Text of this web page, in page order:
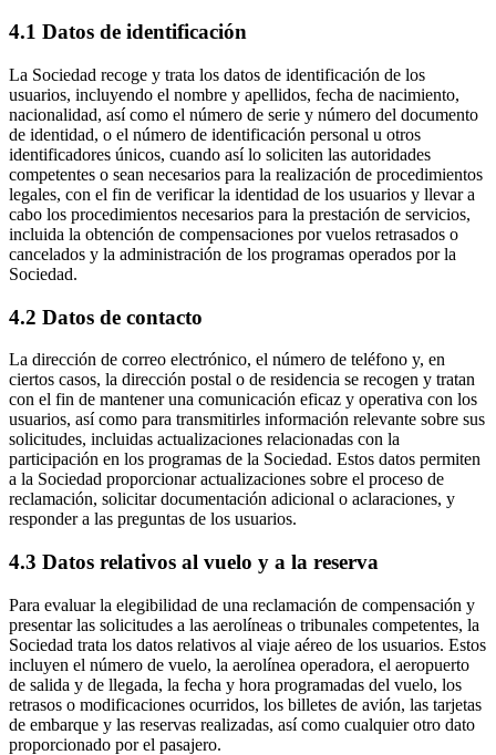
4.1 Datos de identificación
La Sociedad recoge y trata los datos de identificación de los
usuarios, incluyendo el nombre y apellidos, fecha de nacimiento,
nacionalidad, así como el número de serie y número del documento
de identidad, o el número de identificación personal u otros
identificadores únicos, cuando así lo soliciten las autoridades
competentes o sean necesarios para la realización de procedimientos
legales, con el fin de verificar la identidad de los usuarios y llevar a
cabo los procedimientos necesarios para la prestación de servicios,
incluida la obtención de compensaciones por vuelos retrasados o
cancelados y la administración de los programas operados por la
Sociedad.
4.2 Datos de contacto
La dirección de correo electrónico, el número de teléfono y, en
ciertos casos, la dirección postal o de residencia se recogen y tratan
con el fin de mantener una comunicación eficaz y operativa con los
usuarios, así como para transmitirles información relevante sobre sus
solicitudes, incluidas actualizaciones relacionadas con la
participación en los programas de la Sociedad. Estos datos permiten
a la Sociedad proporcionar actualizaciones sobre el proceso de
reclamación, solicitar documentación adicional o aclaraciones, y
responder a las preguntas de los usuarios.
4.3 Datos relativos al vuelo y a la reserva
Para evaluar la elegibilidad de una reclamación de compensación y
presentar las solicitudes a las aerolíneas o tribunales competentes, la
Sociedad trata los datos relativos al viaje aéreo de los usuarios. Estos
incluyen el número de vuelo, la aerolínea operadora, el aeropuerto
de salida y de llegada, la fecha y hora programadas del vuelo, los
retrasos o modificaciones ocurridos, los billetes de avión, las tarjetas
de embarque y las reservas realizadas, así como cualquier otro dato
proporcionado por el pasajero.